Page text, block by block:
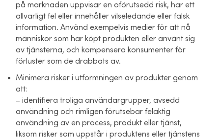
på marknaden uppvisar en oförutsedd risk, har ett
allvarligt fel eller innehåller vilseledande eller falsk
information. Använd exempelvis medier för att nå
människor som har köpt produkten eller använt sig
av tjänsterna, och kompensera konsumenter för
förluster som de drabbats av.
Minimera risker i utformningen av produkter genom
att:
– identifiera troliga användargrupper, avsedd
användning och rimligen förutsebar felaktig
användning av en process, produkt eller tjänst,
liksom risker som uppstår i produktens eller tjänstens